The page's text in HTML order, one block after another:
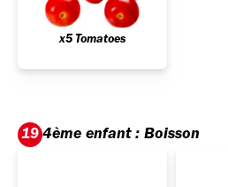
x5 Tomatoes
19 4ème enfant : Boisson